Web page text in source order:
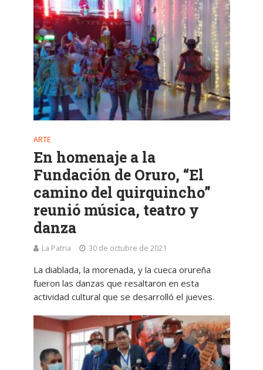
ARTE
En homenaje a la
Fundación de Oruro, “El
camino del quirquincho”
reunió música, teatro y
danza
La Patria 30 de octubre de 2021
La diablada, la morenada, y la cueca orureña
fueron las danzas que resaltaron en esta
actividad cultural que se desarrolló el jueves.